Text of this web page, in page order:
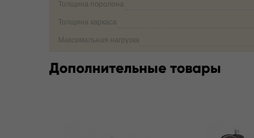
Толщина поролона
Толщина каркаса
Максимальная нагрузка
Дополнительные товары